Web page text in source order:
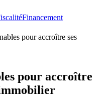
Financement
pour accroître ses
pour accroître
immobilier